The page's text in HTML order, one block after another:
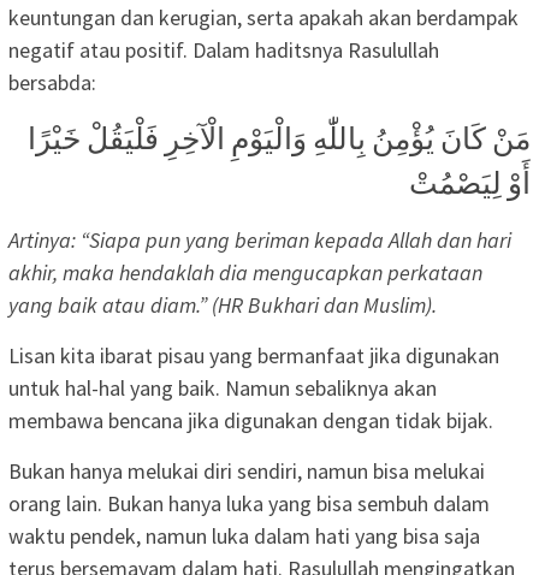
keuntungan dan kerugian, serta apakah akan berdampak
negatif atau positif. Dalam haditsnya Rasulullah
bersabda:
أَوْ لِيَصْمُتْ
Artinya: “Siapa pun yang beriman kepada Allah dan hari
akhir, maka hendaklah dia mengucapkan perkataan
yang baik atau diam.” (HR Bukhari dan Muslim).
Lisan kita ibarat pisau yang bermanfaat jika digunakan
untuk hal-hal yang baik. Namun sebaliknya akan
membawa bencana jika digunakan dengan tidak bijak.
Bukan hanya melukai diri sendiri, namun bisa melukai
orang lain. Bukan hanya luka yang bisa sembuh dalam
waktu pendek, namun luka dalam hati yang bisa saja
terus bersemayam dalam hati. Rasulullah mengingatkan